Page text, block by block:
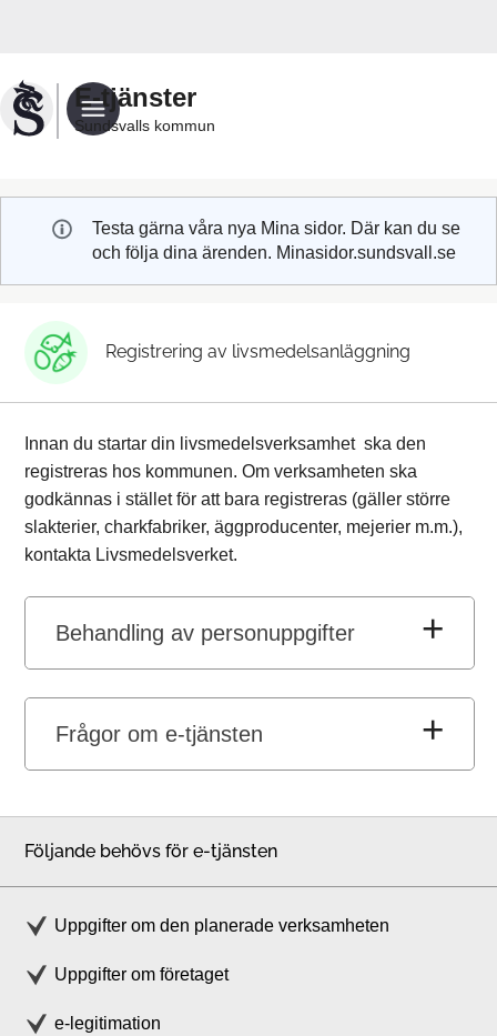
Sundsvalls
kommuns
e-
E-tjänster
Sundsvalls kommun
Testa gärna våra nya Mina sidor. Där kan du se
och följa dina ärenden. Minasidor.sundsvall.se
Registrering av livsmedelsanläggning
Innan du startar din livsmedelsverksamhet ska den
registreras hos kommunen. Om verksamheten ska
godkännas i stället för att bara registreras (gäller större
slakterier, charkfabriker, äggproducenter, mejerier m.m.),
kontakta Livsmedelsverket.
Behandling av personuppgifter
Frågor om e-tjänsten
Följande behövs för e-tjänsten
Uppgifter om den planerade verksamheten
Uppgifter om företaget
e-legitimation